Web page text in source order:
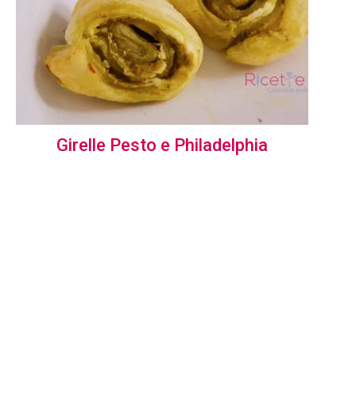
Girelle Pesto e Philadelphia